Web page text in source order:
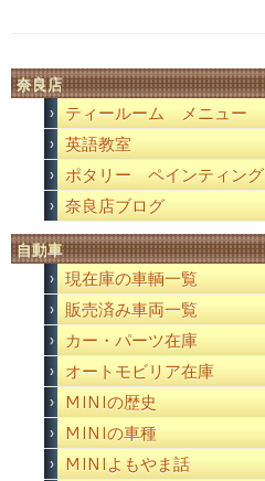
奈良店
ティールーム メニュー
英語教室
ポタリー ペインティング
奈良店ブログ
自動車
現在庫の車輌一覧
販売済み車両一覧
カー・パーツ在庫
オートモビリア在庫
MINIの歴史
MINIの車種
MINIよもやま話